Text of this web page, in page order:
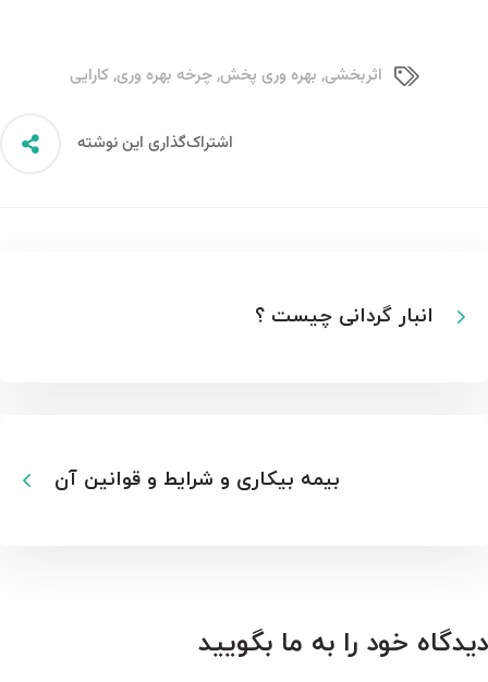
اثربخشی, بهره وری پخش,چرخه بهره وری,کارایی
اشتراک‌گذاری این نوشته
انبار گردانی چیست ؟
بیمه بیکاری و شرایط و قوانین آن
دیدگاه خود را به ما بگویید